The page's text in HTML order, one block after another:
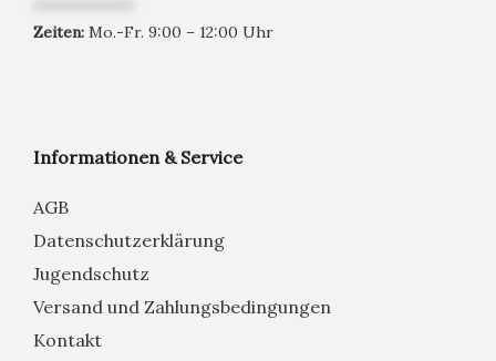
Zeiten: Mo.-Fr. 9:00 – 12:00 Uhr
Informationen & Service
AGB
Datenschutzerklärung
Jugendschutz
Versand und Zahlungsbedingungen
Kontakt